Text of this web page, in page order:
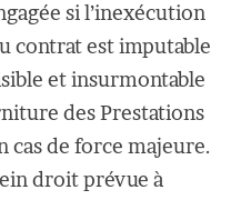
si l’inexécution
contrat est imputable
et insurmontable
des Prestations
cas de force majeure.
droit prévue à